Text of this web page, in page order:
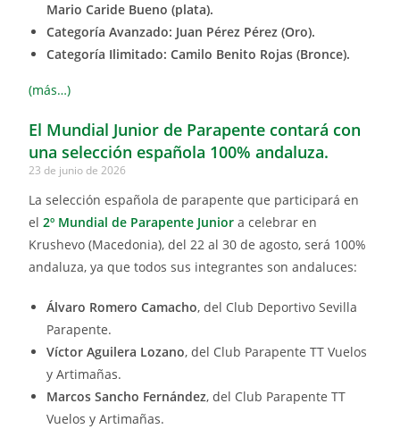
Mario Caride Bueno (plata).
Categoría Avanzado: Juan Pérez Pérez (Oro).
Categoría Ilimitado: Camilo Benito Rojas (Bronce).
(más…)
El Mundial Junior de Parapente contará con
una selección española 100% andaluza.
23 de junio de 2026
La selección española de parapente que participará en
el2º Mundial de Parapente Junior a celebrar en
Krushevo (Macedonia), del 22 al 30 de agosto, será 100%
andaluza, ya que todos sus integrantes son andaluces:
Álvaro Romero Camacho, del Club Deportivo Sevilla
Parapente.
Víctor Aguilera Lozano, del Club Parapente TT Vuelos
y Artimañas.
Marcos Sancho Fernández, del Club Parapente TT
Vuelos y Artimañas.